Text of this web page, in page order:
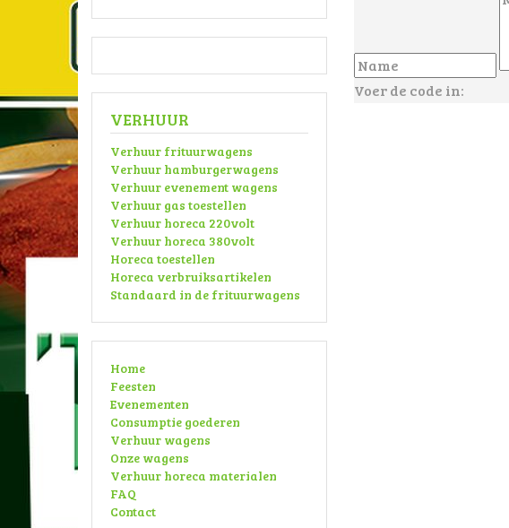
VERHUUR
Verhuur frituurwagens
Verhuur hamburgerwagens
Verhuur evenement wagens
Verhuur gas toestellen
Verhuur horeca 220volt
Verhuur horeca 380volt
Horeca toestellen
Horeca verbruiksartikelen
Standaard in de frituurwagens
Home
Feesten
Evenementen
Consumptie goederen
Verhuur wagens
Onze wagens
Verhuur horeca materialen
FAQ
Contact
Voer de code in: